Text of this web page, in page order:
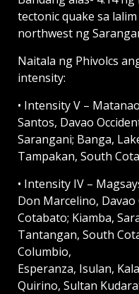
tectonic quake sa
northwest ng
Naitala ng Phivolcs
intensity:
• Intensity V –
Santos, Davao
Sarangani; Banga,
Tampakan, South
• Intensity IV –
Don Marcelino, Davao
Cotabato; Kiamba,
Tantangan, South
Columbio,
Esperanza, Isulan,
Quirino, Sultan